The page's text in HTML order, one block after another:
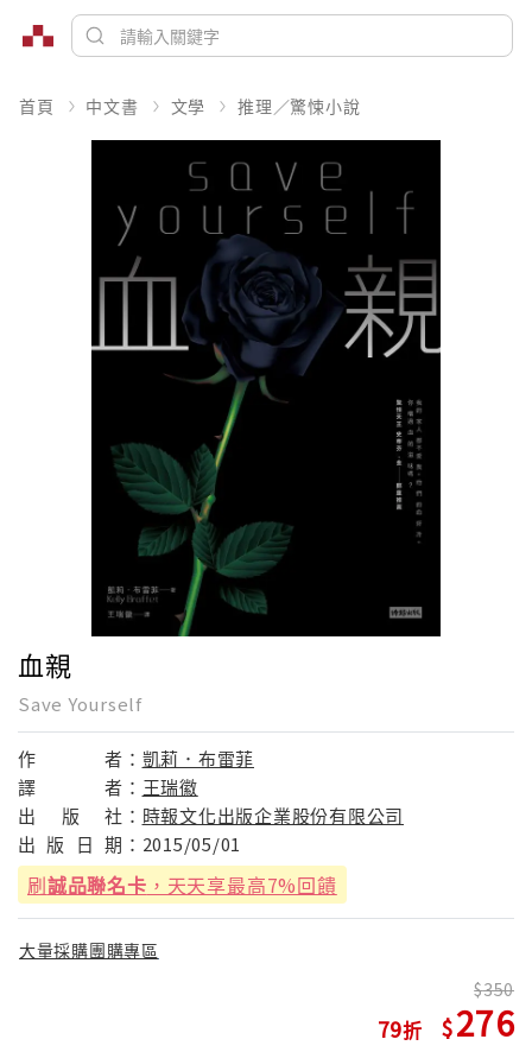
首頁 中文書 文學 推理／驚悚小說
血親
Save Yourself
作 者： 凱莉．布雷菲
譯
者： 王瑞徽
出
版 社： 時報文化出版企業股份有限公司
出 版 日 期： 2015/05/01
刷誠品聯名卡 ，天天享最高7%回饋
大量採購團購專區
79
350
276